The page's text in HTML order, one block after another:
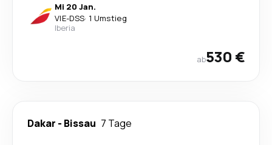
Mi 20 Jan.
VIE-DSS· 1 Umstieg
Iberia
ab530 €
Dakar - Bissau 7 Tage